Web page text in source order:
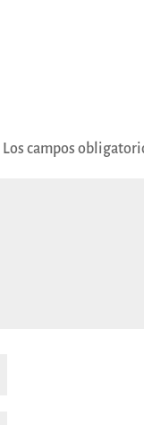
Los campos